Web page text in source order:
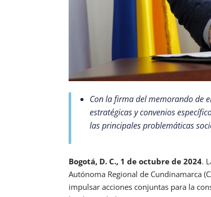
Con la firma del memorando de
estratégicas y convenios
las principales problemáticas
Bogotá, D. C., 1 de octubre de 2024.
Autónoma Regional de Cundinamarca
impulsar acciones conjuntas para la